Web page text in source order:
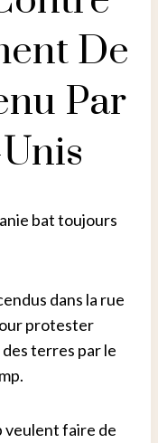
De
Par
bat toujours
dans la rue
protester
terres par le
veulent faire de